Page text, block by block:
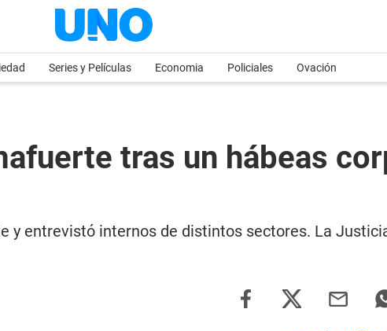
Series y Películas Economia Policiales Ovación
tras un hábeas
y entrevistó internos de distintos sectores. La